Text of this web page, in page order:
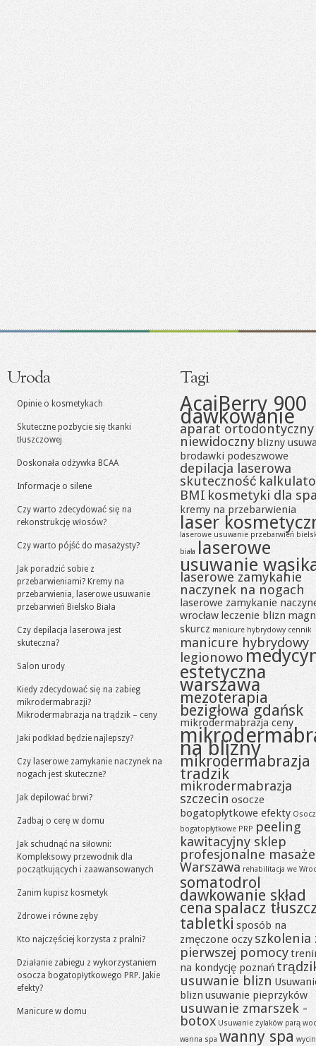
Uroda
Opinie o kosmetykach
Skuteczne pozbycie się tkanki
tłuszczowej
Doskonała odżywka BCAA
Informacje o silene
Czy warto zdecydować się na
rekonstrukcję włosów?
Czy warto pójść do masażysty?
Jak poradzić sobie z
przebarwieniami? Kremy na
przebarwienia, laserowe usuwanie
przebarwień Bielsko Biała
Czy depilacja laserowa jest
skuteczna?
Salon urody
Kiedy zdecydować się na zabieg
mikrodermabrazji?
Mikrodermabrazja na trądzik – ceny
Jaki podkład będzie najlepszy?
Czy laserowe zamykanie naczynek na
nogach jest skuteczne?
Jak depilować brwi?
Zadbaj o cerę w domu
Jak schudnąć na siłowni:
Kompleksowy przewodnik dla
początkujących i zaawansowanych
Zanim kupisz kosmetyk
Zdrowe i równe zęby
Kto najczęściej korzysta z pralni?
Działanie zabiegu z wykorzystaniem
osocza bogatopłytkowego PRP. Jakie
efekty?
Manicure w domu
Tagi
AcaiBerry 900
dawkowanie
aparat ortodontyczny
niewidoczny blizny
brodawki podeszwowe
depilacja laserowa
skuteczność
BMI kosmetyki dla
kremy na przebarwienia
laser
laserowe usuwanie przebarwień
biała laserowe
usuwanie
laserowe zamykanie
naczynek na nogach
laserowe zamykanie
wrocław leczenie blizn
skurcz manicure hybrydowy cennik
manicure hybrydowy
legionowo
estetyczna
warszawa
mezoterapia
bezigłowa gdańsk
mikrodermabrazja ceny
na blizny
mikrodermabrazja
tradzik
mikrodermabrazja
szczecin osocze
bogatopłytkowe efekty
bogatopłytkowe PRP peeling
kawitacyjny sklep
profesjonalne masaże
Warszawa rehabilitacja we
somatodrol
dawkowanie skład
cena spalacz
tabletki sposób na
zmęczone oczy szkolenia
pierwszej pomocy
na kondycję poznań
usuwanie blizn
blizn usuwanie pieprzyków
usuwanie zmarszek -
botox Usuwanie żylaków parą
wanna spa wanny spa